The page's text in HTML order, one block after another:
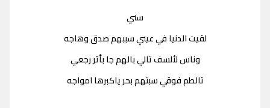
سني
لقيت الدنيا في عيني سببهم صدق وهاجه
وناس لألسف تالي بالهم جا بأثر رجعي
تالطم فوقي سبتهم بحر ياكبرها امواجه